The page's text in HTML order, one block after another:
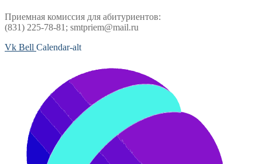
Приемная комиссия для абитуриентов:
(831) 225-78-81; smtpriem@mail.ru
Vk Bell Calendar-alt